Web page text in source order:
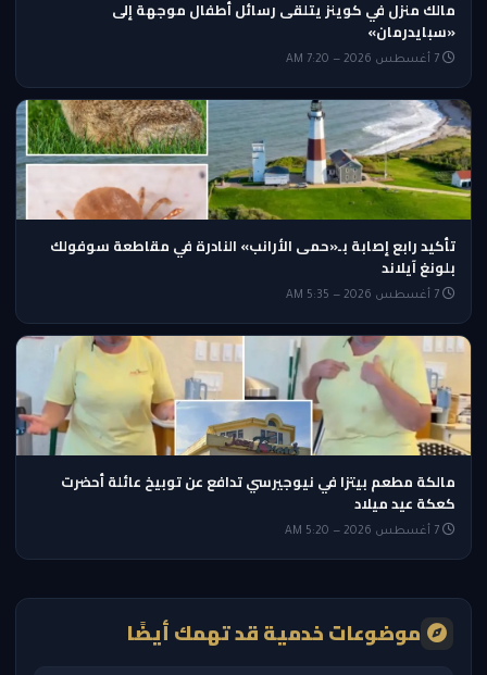
مالك منزل في كوينز يتلقى رسائل أطفال موجهة إلى
«سبايدرمان»
تأكيد رابع إصابة بـ«حمى الأرانب» النادرة في مقاطعة سوفولك
بلونغ آيلاند
مالكة مطعم بيتزا في نيوجيرسي تدافع عن توبيخ عائلة أحضرت
كعكة عيد ميلاد
موضوعات خدمية قد تهمك أيضًا